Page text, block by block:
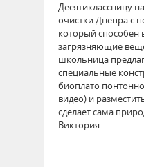
Десятиклассницу
очистки Днепра с
который способен
загрязняющие
школьница
специальные
биоплато
видео) и
сделает сама
Виктория.